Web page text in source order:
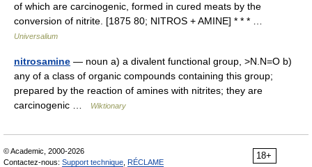
of which are carcinogenic, formed in cured meats by the
conversion of nitrite. [1875 80; NITROS + AMINE] * * * …
Universalium
nitrosamine — noun a) a divalent functional group, >N.N=O b)
any of a class of organic compounds containing this group;
prepared by the reaction of amines with nitrites; they are
carcinogenic …
Wiktionary
18+
© Academic, 2000-2026
Contactez-nous: Support technique RÉCLAME